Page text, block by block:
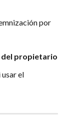
por
del propietario
el